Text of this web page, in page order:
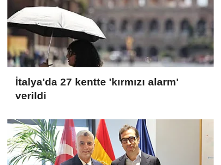
İtalya'da 27 kentte 'kırmızı alarm'
verildi